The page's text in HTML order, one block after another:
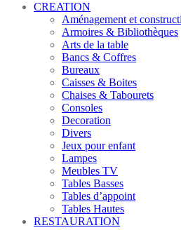
CREATION
Aménagement et
Armoires & Bibliothèques
Arts de la table
Bancs & Coffres
Bureaux
Caisses & Boites
Chaises & Tabourets
Consoles
Decoration
Divers
Jeux pour enfant
Lampes
Meubles TV
Tables Basses
Tables d’appoint
Tables Hautes
RESTAURATION